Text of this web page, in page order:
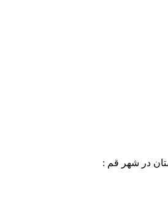
در شهر قم :